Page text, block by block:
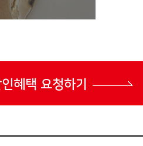
혜택 요청하기